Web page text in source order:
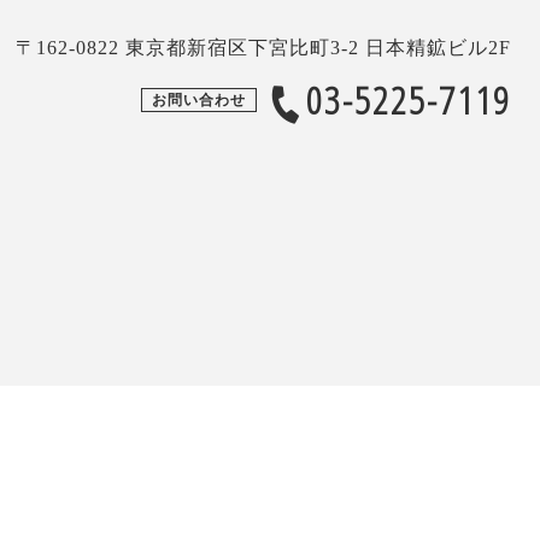
〒162-0822 東京都新宿区下宮比町3-2 日本精鉱ビル2F
お問い合わせ 03-5225-7119